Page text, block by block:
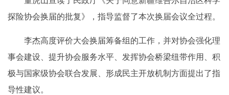
探险协会换届的批复》，指导监督了本次换届会议全过程。
李杰高度评价大会换届筹备组的工作，并对协会强化理
事会建设、提升协会服务水平、发挥协会桥梁纽带作用、积
极与国家级协会联合发展、形成民主开放机制方面提出了指
导性建议。